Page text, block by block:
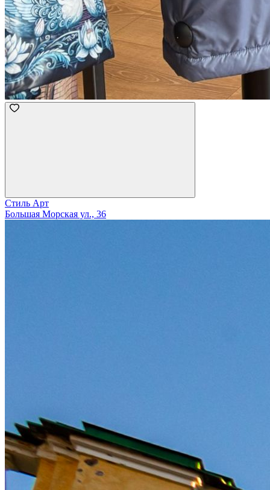
Стиль Арт
Большая Морская ул., 36